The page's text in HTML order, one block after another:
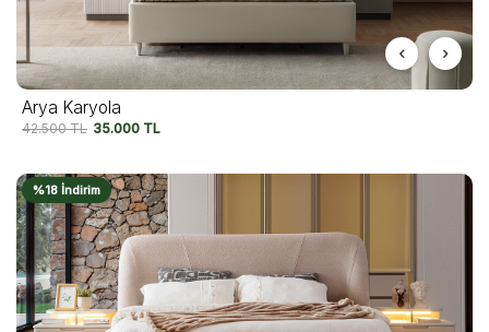
Arya Karyola
42.500TL 35.000 TL
%18 İndirim